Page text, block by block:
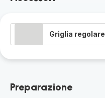
Griglia regolare
Preparazione